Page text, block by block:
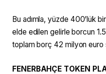
Bu adımla, yüzde 400’lük
elde edilen gelirle borcun
toplam borç 42 milyon
FENERBAHÇE TOKEN